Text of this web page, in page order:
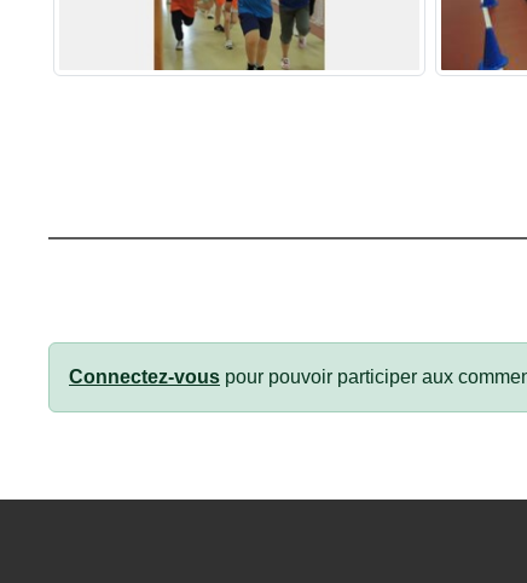
Connectez-vous pour pouvoir participer aux